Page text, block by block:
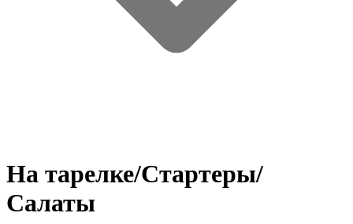
На тарелке/Стартеры/
Салаты